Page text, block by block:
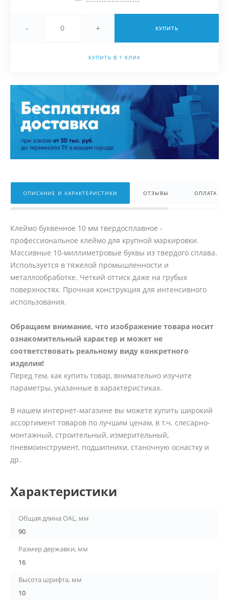
- + КУПИТЬ
КУПИТЬ В 1 КЛИК
ОПИСАНИЕ И ХАРАКТЕРИСТИКИ ОТЗЫВЫ ОПЛАТА
Клеймо буквенное 10 мм твердосплавное -
профессиональное клеймо для крупной маркировки.
Массивные 10-миллиметровые буквы из твердого сплава.
Используется в тяжелой промышленности и
металлообработке. Четкий оттиск даже на грубых
поверхностях. Прочная конструкция для интенсивного
использования.
Обращаем внимание, что изображение товара носит
ознакомительный характер и может не
соответствовать реальному виду конкретного
изделия!
Перед тем, как купить товар, внимательно изучите
параметры, указанные в характеристиках.
В нашем интернет-магазине вы можете купить широкий
ассортимент товаров по лучшим ценам, в т.ч. слесарно-
монтажный, строительный, измерительный,
пневмоинструмент, подшипники, станочную оснастку и
др.
Характеристики
Общая длина OAL, мм
90
Размер державки, мм
16
Высота шрифта, мм
10